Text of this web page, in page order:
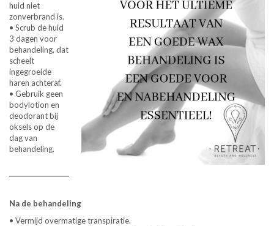
huid niet
zonverbrand is.
• Scrub de huid
3 dagen voor
behandeling, dat
scheelt
ingegroeide
haren achteraf.
• Gebruik geen
bodylotion en
deodorant bij
oksels op de
dag van
behandeling.
Na de behandeling
• Vermijd overmatige transpiratie.